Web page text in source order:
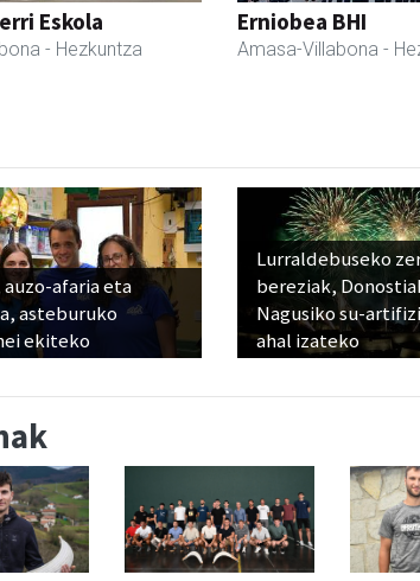
Eskola
- Hezkuntza
Erniobea BHI
Amasa-Villabona -
afaria eta
asteburuko
ekiteko
Lurraldebuseko
bereziak,
Nagusiko su-
ahal izateko